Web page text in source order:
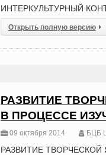
ИНТЕРКУЛЬТУРНЫЙ
Открыть полную версию
РАЗВИТИЕ
В ПРОЦЕССЕ
09 октября 2014 БЦБ
РАЗВИТИЕ